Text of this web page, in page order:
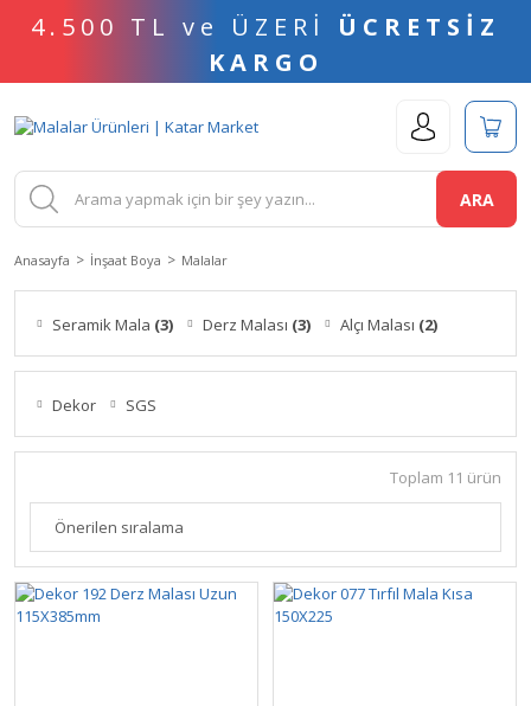
4.500 TL ve ÜZERİ ÜCRETSİZ
KARGO
ARA
Anasayfa İnşaat Boya Malalar
Seramik Mala (3) Derz Malası (3) Alçı Malası (2)
Dekor SGS
Toplam 11 ürün